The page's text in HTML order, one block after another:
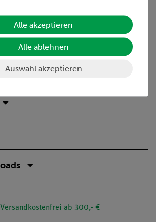
Versuchs wird eine Waage benötigt:
ENTRIS® II, 820 g : 10 mg
Versandkostenfrei ab 300,- €
Alle akzeptieren
Alle ablehnen
Auswahl akzeptieren